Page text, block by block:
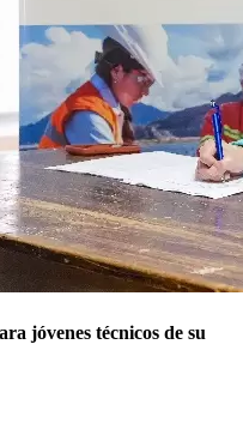
jóvenes técnicos de su